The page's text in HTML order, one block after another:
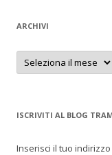
ARCHIVI
Archivi
ISCRIVITI AL BLOG
Inserisci il tuo